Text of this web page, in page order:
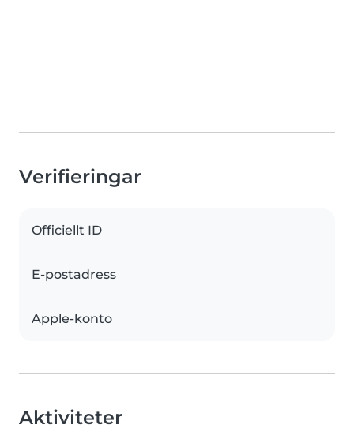
Verifieringar
Officiellt ID
E-postadress
Apple-konto
Aktiviteter